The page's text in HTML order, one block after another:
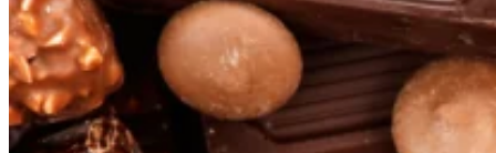
de la Maquila y
Personalización